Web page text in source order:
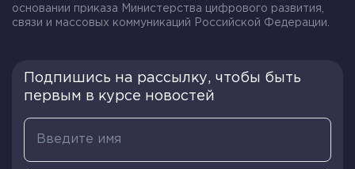
основании приказа Министерства цифрового развития,
связи и массовых коммуникаций Российской Федерации.
Подпишись на рассылку, чтобы быть
первым в курсе новостей